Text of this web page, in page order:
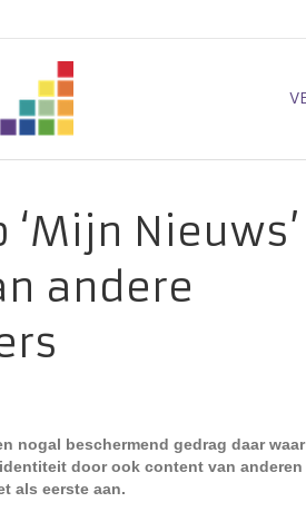
andere
nogal beschermend gedrag daar
door ook content van
als eerste aan.